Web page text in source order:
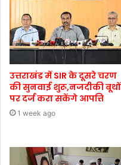
उत्तराखंड में SIR के दूसरे चरण
की सुनवाई शुरू,नजदीकी बूथों
पर दर्ज करा सकेंगे आपत्ति
1 week ago